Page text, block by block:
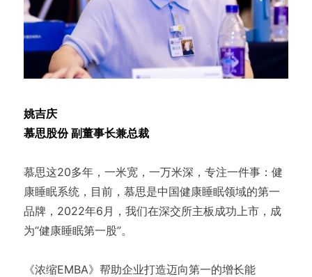
姚吉庆
慕思股份 副董事长兼总裁
慕思这20多年，一米宽，一万米深，专注一件事：健
康睡眠系统，目前，慕思是中国健康睡眠领域的第一
品牌，2022年6月，我们在深交所主板成功上市，成
为“健康睡眠第一股”。
《浓缩EMBA》帮助企业打造迈向第一的增长能